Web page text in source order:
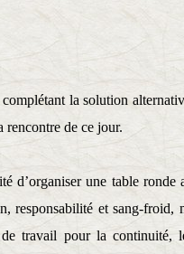
la solution
rencontre de ce jour.
d’organiser une table
responsabilité et sang-froid,
travail pour la continuité,